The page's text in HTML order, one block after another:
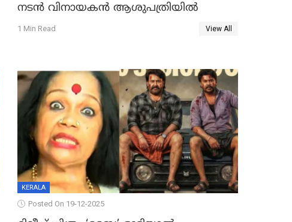
നടൻ വിനായകൻ ആശുപത്രിയിൽ
1 Min Read View All
KERALA
Posted On 19-12-2025